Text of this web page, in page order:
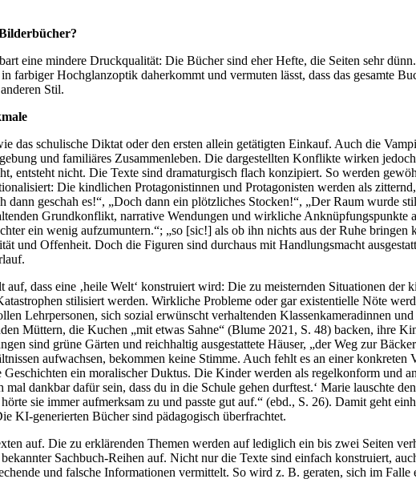
eine mindere Druckqualität: Die Bücher sind eher Hefte, die Seiten sehr
farbiger Hochglanzoptik daherkommt und vermuten lässt, dass das gesamte
Stil.
das schulische Diktat oder den ersten allein getätigten Einkauf. Auch die
und familiäres Zusammenleben. Die dargestellten Konflikte wirken
entsteht nicht. Die Texte sind dramaturgisch flach konzipiert. So werden
Die kindlichen Protagonistinnen und Protagonisten werden als
geschah es!“, „Doch dann ein plötzliches Stocken!“, „Der Raum wurde
Grundkonflikt, narrative Wendungen und wirkliche
ein wenig aufzumuntern.“; „so [sic!] als ob ihn nichts aus der Ruhe
und Offenheit. Doch die Figuren sind durchaus mit Handlungsmacht
dass eine ‚heile Welt‘ konstruiert wird: Die zu meisternden Situationen der
stilisiert werden. Wirkliche Probleme oder gar existentielle Nöte
Lehrpersonen, sich sozial erwünscht verhaltenden Klassenkameradinnen
Müttern, die Kuchen „mit etwas Sahne“ (Blume 2021, S. 48) backen, ihre
sind grüne Gärten und reichhaltig ausgestattete Häuser, „der Weg zur
aufwachsen, bekommen keine Stimme. Auch fehlt es an einer
ein moralischer Duktus. Die Kinder werden als regelkonform und
dankbar dafür sein, dass du in die Schule gehen durftest.‘ Marie lauschte
sie immer aufmerksam zu und passte gut auf.“ (ebd., S. 26). Damit geht
KI-generierten Bücher sind pädagogisch überfrachtet.
auf. Die zu erklärenden Themen werden auf lediglich ein bis zwei Seiten
Sachbuch-Reihen auf. Nicht nur die Texte sind einfach konstruiert,
und falsche Informationen vermittelt. So wird z. B. geraten, sich im